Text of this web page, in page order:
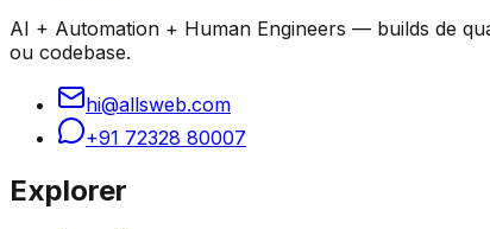
AI + Automation + Human Engineers — builds de
ou codebase.
hi@allsweb.com
+91 72328 80007
Explorer